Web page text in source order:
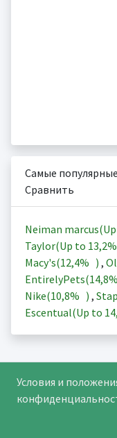
Самые
Сравнить
Neiman
Taylor(Up to 13,2%
Macy's(12,4% ) ,
EntirelyPets(14,8%
Nike(10,8% ) ,
Escentual(Up to
Условия и